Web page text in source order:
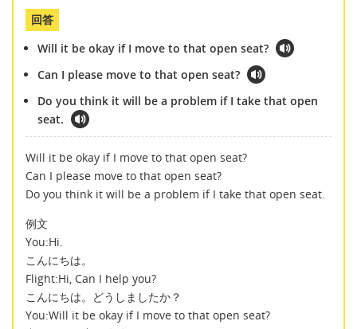
回答
Will it be okay if I move to that open seat?
Can I please move to that open seat?
Do you think it will be a problem if I take that open
seat.
Will it be okay if I move to that open seat?
Can I please move to that open seat?
Do you think it will be a problem if I take that open seat.
例文
You:Hi.
こんにちは。
Flight:Hi, Can I help you?
こんにちは。どうしましたか？
You:Will it be okay if I move to that open seat?